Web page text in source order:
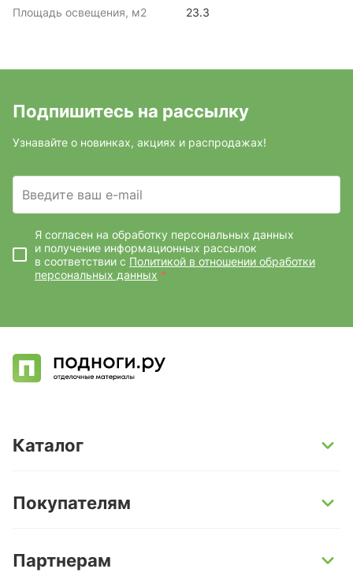
Площадь освещения, м2 23.3
Подпишитесь на рассылку
Узнавайте о новинках, акциях и распродажах!
Введите ваш e-mail
Я согласен на обработку персональных данных
и получение информационных рассылок
в соответствии с Политикой в отношении обработки
персональных данных *
Каталог
Кварц-винил и LVT-плитка
Ламинат
Покупателям
Условия доставки
Партнерам